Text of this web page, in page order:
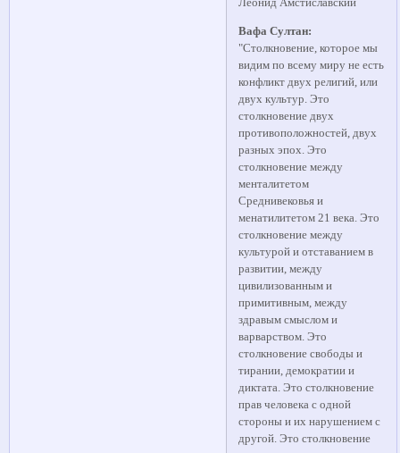
Леонид Амстиславский
Вафа Султан:
"Столкновение, которое мы
видим по всему миру не есть
конфликт двух религий, или
двух культур. Это
столкновение двух
противоположностей, двух
разных эпох. Это
столкновение между
менталитетом
Среднивековья и
менатилитетом 21 века. Это
столкновение между
культурой и отставанием в
развитии, между
цивилизованным и
примитивным, между
здравым смыслом и
варварством. Это
столкновение свободы и
тирании, демократии и
диктата. Это столкновение
прав человека с одной
стороны и их нарушением с
другой. Это столкновение